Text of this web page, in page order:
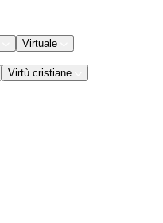
Virtuale
Virtù cristiane